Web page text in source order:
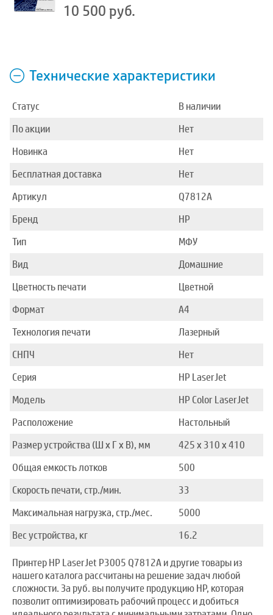
10 500 руб.
Технические характеристики
Статус
В наличии
По акции
Нет
Новинка
Нет
Бесплатная доставка
Нет
Артикул
Q7812A
Бренд
HP
Тип
МФУ
Вид
Домашние
Цветность печати
Цветной
Формат
A4
Технология печати
Лазерный
СНПЧ
Нет
Серия
HP LaserJet
Модель
HP Color LaserJet
Расположение
Настольный
Размер устройства (Ш x Г x В), мм
425 x 310 x 410
Общая емкость лотков
500
Скорость печати, стр./мин.
33
Максимальная нагрузка, стр./мес.
5000
Вес устройства, кг
16.2
Принтер HP LaserJet P3005 Q7812A и другие товары из
нашего каталога рассчитаны на решение задач любой
сложности. За руб. вы получите продукцию HP, которая
позволит оптимизировать рабочий процесс и добиться